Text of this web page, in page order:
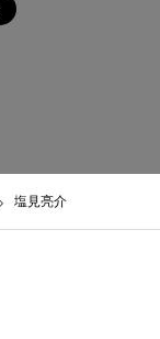
塩見亮介